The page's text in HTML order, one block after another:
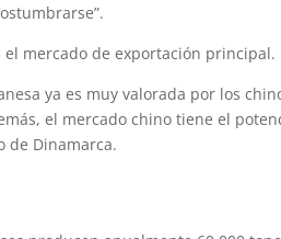
el mercado de exportación principal.
ya es muy valorada por los
el mercado chino tiene el
de Dinamarca.